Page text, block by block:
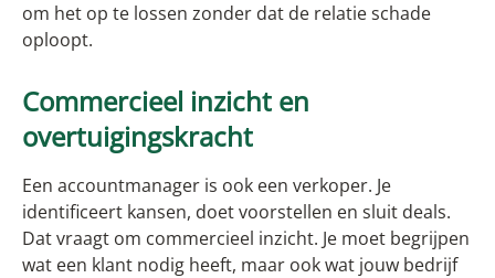
om het op te lossen zonder dat de relatie schade
oploopt.
Commercieel inzicht en
overtuigingskracht
Een accountmanager is ook een verkoper. Je
identificeert kansen, doet voorstellen en sluit deals.
Dat vraagt om commercieel inzicht. Je moet begrijpen
wat een klant nodig heeft, maar ook wat jouw bedrijf